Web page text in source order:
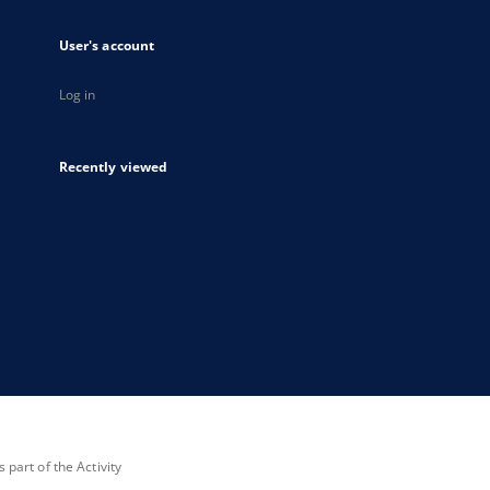
User's account
Log in
Recently viewed
part of the Activity